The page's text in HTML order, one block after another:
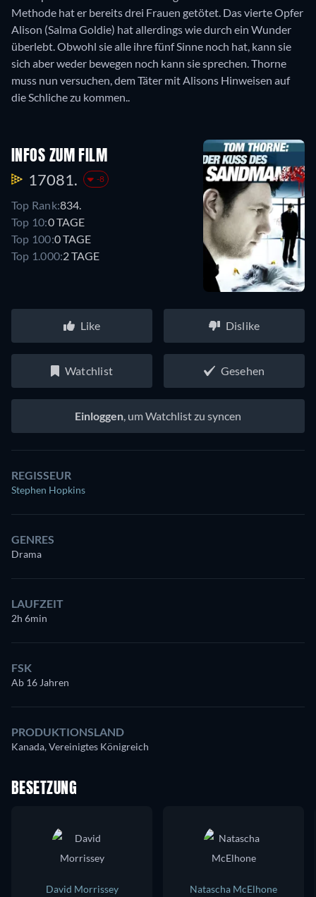
Methode hat er bereits drei Frauen getötet. Das vierte Opfer
Alison (Salma Goldie) hat allerdings wie durch ein Wunder
überlebt. Obwohl sie alle ihre fünf Sinne noch hat, kann sie
sich aber weder bewegen noch kann sie sprechen. Thorne
muss nun versuchen, dem Täter mit Alisons Hinweisen auf
die Schliche zu kommen..
INFOS ZUM FILM
17081. -8
Top Rank:834.
Top 10:0 TAGE
Top 100:0 TAGE
Top 1.000:2 TAGE
Like Dislike
Watchlist Gesehen
Einloggen, um Watchlist zu syncen
REGISSEUR
Stephen Hopkins
GENRES
Drama
LAUFZEIT
2h 6min
FSK
Ab 16 Jahren
PRODUKTIONSLAND
Kanada, Vereinigtes Königreich
BESETZUNG
David Morrissey
Natascha McElhone